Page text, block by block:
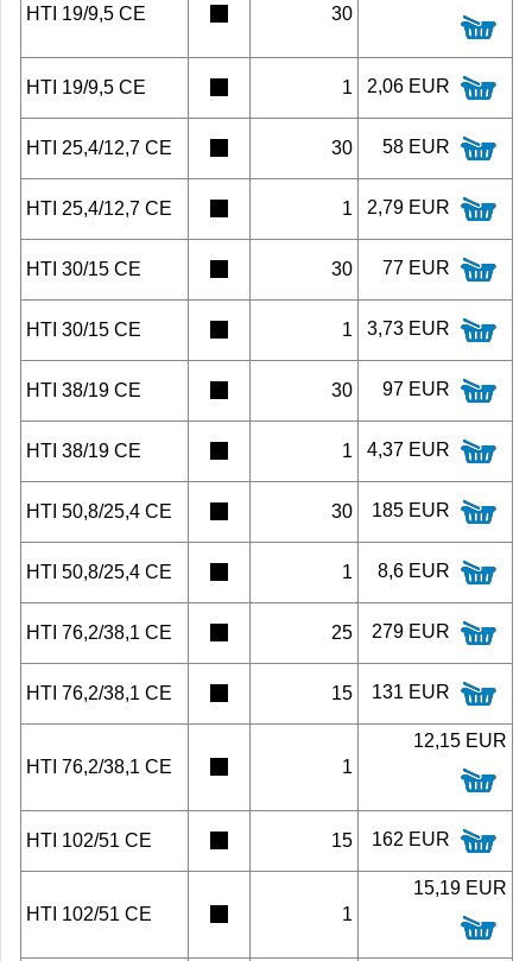
HTI 19/9,5 CE 30
HTI 19/9,5 CE 1 2,06 EUR
HTI 25,4/12,7 CE 30 58 EUR
HTI 25,4/12,7 CE 1 2,79 EUR
HTI 30/15 CE 30 77 EUR
HTI 30/15 CE 1 3,73 EUR
HTI 38/19 CE 30 97 EUR
HTI 38/19 CE 1 4,37 EUR
HTI 50,8/25,4 CE 30 185 EUR
HTI 50,8/25,4 CE 1 8,6 EUR
HTI 76,2/38,1 CE 25 279 EUR
HTI 76,2/38,1 CE 15 131 EUR
HTI 76,2/38,1 CE 1
12,15 EUR
HTI 102/51 CE 15 162 EUR
HTI 102/51 CE 1
15,19 EUR